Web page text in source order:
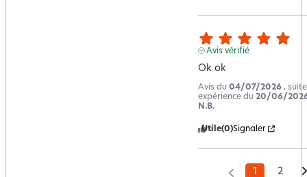
Avis vérifié
Ok ok
Avis du 04/07/2026 ,
expérience du 20/06/
N.B.
Utile(0)Signaler
1 2